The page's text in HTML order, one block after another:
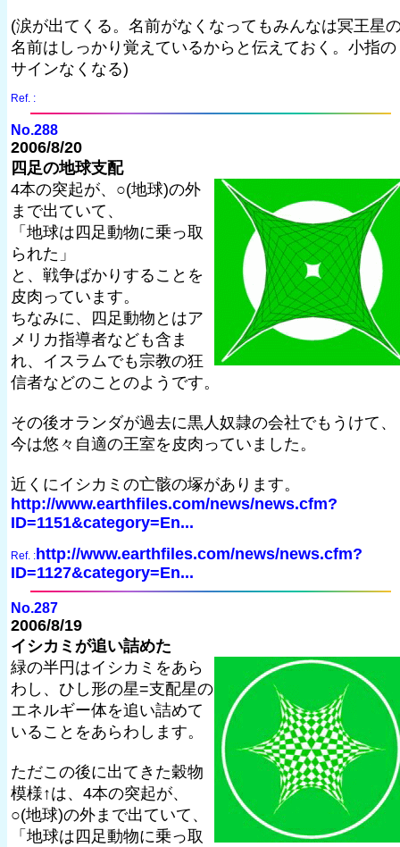
(涙が出てくる。名前がなくなってもみんなは冥王星
名前はしっかり覚えているからと伝えておく。小指の
サインなくなる)
Ref. :
No.288
2006/8/20
四足の地球支配
4本の突起が、○(地球)の外
まで出ていて、
「地球は四足動物に乗っ取
られた」
と、戦争ばかりすることを
皮肉っています。
ちなみに、四足動物とはア
メリカ指導者なども含ま
れ、イスラムでも宗教の狂
信者などのことのようです。
その後オランダが過去に黒人奴隷の会社でもうけて、
今は悠々自適の王室を皮肉っていました。
近くにイシカミの亡骸の塚があります。
http://www.earthfiles.com/news/news.cfm?
ID=1151&category=En...
Ref. : http://www.earthfiles.com/news/news.cfm?
ID=1127&category=En...
No.287
2006/8/19
イシカミが追い詰めた
緑の半円はイシカミをあら
わし、ひし形の星=支配星の
エネルギー体を追い詰めて
いることをあらわします。
ただこの後に出てきた穀物
模様↑は、4本の突起が、
○(地球)の外まで出ていて、
「地球は四足動物に乗っ取